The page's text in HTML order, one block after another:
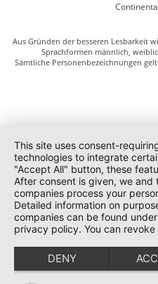
Aus Gründen der besseren Lesbarkeit
Sprachformen männlich,
Sämtliche Personenbezeichnungen
This site uses consent-
technologies to integrate
"Accept All" button, these
After consent is given, we
companies process your
Detailed information on
companies can be found
privacy policy. You can
DENY